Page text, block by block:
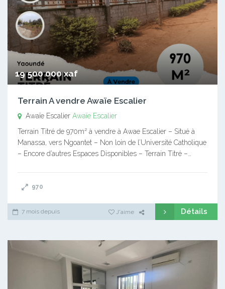
19 500 000 xaf
Terrain A vendre Awaïe Escalier
Awaïe Escalier Awaïe Escalier
Terrain Titré de 970m² à vendre à Awae Escalier – Situé à
Manassa, vers Ngoantet – Non loin de l’Université Catholique
– Encore d’autres Espaces Disponibles – Terrain Titré –…
970
7 mois depuis J'aime Détails